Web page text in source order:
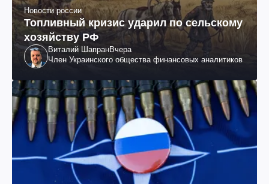
Новости россии
Топливный кризис ударил по сельскому
хозяйству РФ
Виталий ШапранВчера
Член Украинского общества финансовых аналитиков